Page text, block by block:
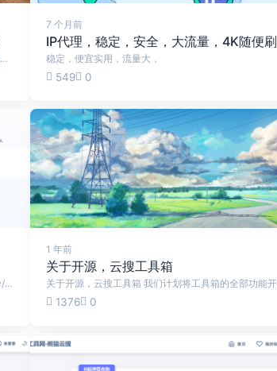
导演: 大卫·博伦斯坦 / 帕维尔·塔兰金编剧: 大卫·博伦斯坦主演: 帕维尔·塔兰金类型: 纪录片制片国家/地区: 丹麦 / 捷克 / 德国语言: 俄语上映日期: 2025-01-25(圣丹斯电影节) / 2025-03-22(丹麦)片长: 90分钟又名: 无名氏先生(港)IMDb: tt34965515 当俄罗斯对乌克兰发起全面入侵后，俄罗斯内陆地区的小学纷纷变成了战争征兵的阵地。一位勇敢的教师面临着在充斥着宣传与暴力的体系中工作的道德困境，他选择卧底拍摄，记录下自己所在学校里真实发生的一切。 在乌拉尔山脉的家乡，生性开朗的帕夏在自己儿时就读的那所小学任教，他是个不墨守成规的老师。然而，2022 年俄罗斯对乌克兰发起的入侵改变了一切。一夜之间，他所热爱的学校与社区从一个专注教育与自我表达的地方，变成了充斥着军事化思想与国家意识形态的场所。不久后，他的学生及他们的家人被征召入伍，帕夏不得不开始思考：一个人究竟能做些什么？ 《反对普京的无名先生》历经两年秘密拍摄而成，它深刻描绘了当下俄罗斯的生活图景，以及当国民深爱的国家落入一位迫使它变成自己无法接受的模样的统治者手中时，民众所面临的艰难抉择，令人难以忘怀。 在线观看 《反对普京的无名先生》HD完整版免费在线播放 - 纪录片 - 飘花影院 《反对普京的无名先生》HD中字在线播放_记录免费观看-155电影
7 个月前
IP代理，稳定，安全，大流量，4K随便刷
稳定，便宜实用，流量大，
549 0
免登录·匿名AI助手 ——即刻体验，零收费畅聊 使用链接： https://panda.tw/yu_ai/ 核心 ✓特点匿名：注册/登录，不收集个人信息 ✓即问即答：打开网页直接输入问题，级响应 ✓隐私保护：对话内容不关联用户身份，无痕迹留存 ✓多端装备：手机/电脑浏览器一键访...
1 年前
关于开源，云搜工具箱
1376 0